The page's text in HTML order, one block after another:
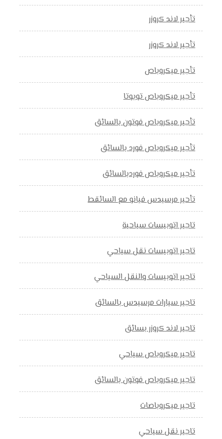
تأجير لاند كروزر
تأجير لاند كروزر
تأجير ميكروباص
تأجير ميكروباص تويوتا
تأجير ميكروباص فوتون بالسائق
تأجير ميكروباص فورد بالسائق
تأجير ميكروباص فوردبالسائق
تأحير مرسيدس فيانو مع السائقط
تاجير اتوبيسات سياحية
تاجير اتوبيسات نقل سياحي
تاجير اتوبيسات والنقل السياحي
تاجير سيارات مرسيدس بالسائق
تاجير لاند كروزر بسائق
تاجير ميكروباص سياحي
تاجير ميكروباص فوتون بالسائق
تاجير ميكروباصات
تاجير نقل سياحي